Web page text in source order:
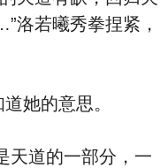
洛若曦秀拳捏紧，
她的意思。
道的一部分，一